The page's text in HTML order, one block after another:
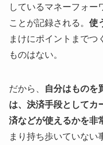
しているマネーフォー
ことが記録される。 使
まけにポイントまでつ
ものはない。
だから、
自分はものを
は、決済手段としてカ
済などが使えるかを非
まり持ち歩いていない